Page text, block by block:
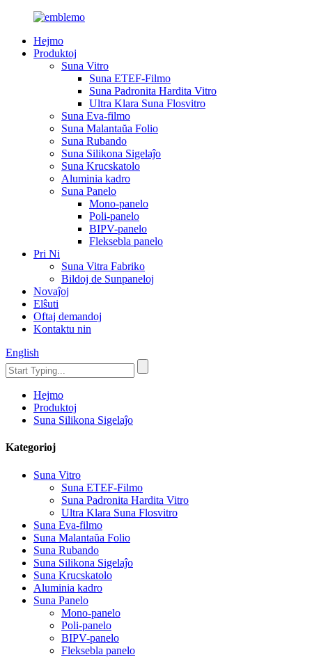
Hejmo
Produktoj
Suna Vitro
Suna ETEF-Filmo
Suna Padronita Hardita Vitro
Ultra Klara Suna Flosvitro
Suna Eva-filmo
Suna Malantaŭa Folio
Suna Rubando
Suna Silikona Sigelaĵo
Suna Krucskatolo
Aluminia kadro
Suna Panelo
Mono-panelo
Poli-panelo
BIPV-panelo
Fleksebla panelo
Pri Ni
Suna Vitra Fabriko
Bildoj de Sunpaneloj
Novaĵoj
Elŝuti
Oftaj demandoj
Kontaktu nin
English
Hejmo
Produktoj
Suna Silikona Sigelaĵo
Kategorioj
Suna Vitro
Suna ETEF-Filmo
Suna Padronita Hardita Vitro
Ultra Klara Suna Flosvitro
Suna Eva-filmo
Suna Malantaŭa Folio
Suna Rubando
Suna Silikona Sigelaĵo
Suna Krucskatolo
Aluminia kadro
Suna Panelo
Mono-panelo
Poli-panelo
BIPV-panelo
Fleksebla panelo